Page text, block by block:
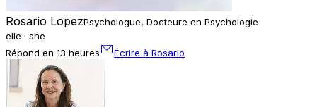
Rosario LopezPsychologue, Docteure en Psychologie
elle · she
Répond en 13 heures
Écrire à Rosario